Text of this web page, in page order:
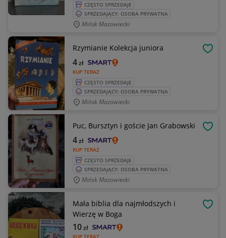
CZĘSTO SPRZEDAJE
SPRZEDAJĄCY: OSOBA PRYWATNA
Mińsk Mazowiecki
Rzymianie Kolekcja juniora
KUP TERAZ
4zł
CZĘSTO SPRZEDAJE
SPRZEDAJĄCY: OSOBA PRYWATNA
Mińsk Mazowiecki
Puc, Bursztyn i goście Jan Grabowski
KUP TERAZ
4zł
CZĘSTO SPRZEDAJE
SPRZEDAJĄCY: OSOBA PRYWATNA
Mińsk Mazowiecki
Mała biblia dla najmłodszych i
Wierzę w Boga
KUP TERAZ
10zł